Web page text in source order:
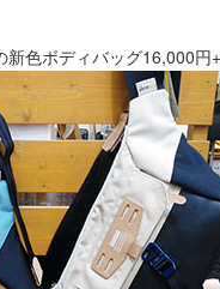
色ボディバッグ16,000円